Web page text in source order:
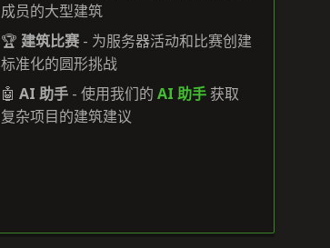
成员的大型建筑
🏆 建筑比赛- 为服务器活动和比赛创建
标准化的圆形挑战
🤖 AI 助手- 使用我们的 AI 助手获取
复杂项目的建筑建议